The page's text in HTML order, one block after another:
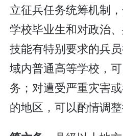
立征兵任务统筹机制
学校毕业生和对政治
技能有特别要求的兵
域内普通高等学校，
务；对遭受严重灾害
的地区，可以酌情调整